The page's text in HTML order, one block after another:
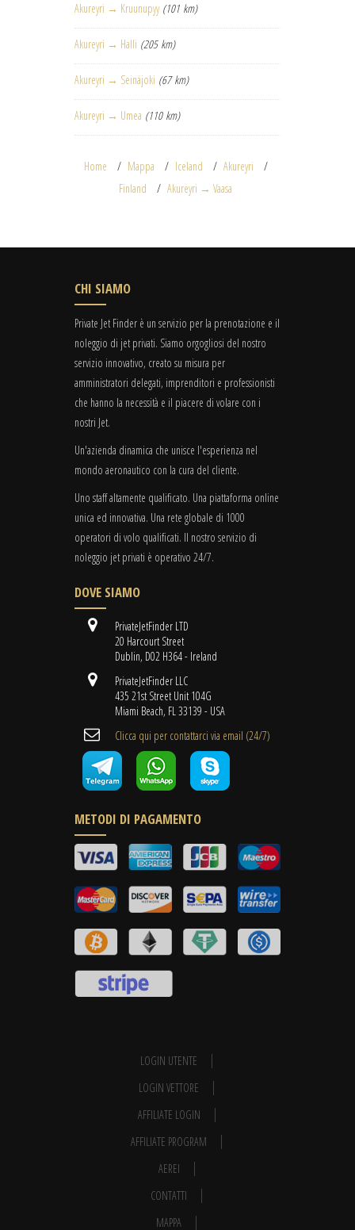
Akureyri → Kruunupyy (101 km)
Akureyri → Halli (205 km)
Akureyri → Seinäjoki (67 km)
Akureyri → Umea (110 km)
Home Mappa Iceland
Akureyri
Finland
Akureyri → Vaasa
CHI SIAMO
Private Jet Finder è un servizio per la prenotazione e il
noleggio di jet privati. Siamo orgogliosi del nostro
servizio innovativo, creato su misura per
amministratori delegati, imprenditori e professionisti
che hanno la necessità e il piacere di volare con i
nostri Jet.
Un'azienda dinamica che unisce l'esperienza nel
mondo aeronautico con la cura del cliente.
Uno staff altamente qualificato. Una piattaforma online
unica ed innovativa. Una rete globale di 1000
operatori di volo qualificati. Il nostro servizio di
noleggio jet privati è operativo 24/7.
DOVE SIAMO
PrivateJetFinder LTD
20 Harcourt Street
Dublin, D02 H364 - Ireland
PrivateJetFinder LLC
435 21st Street Unit 104G
Miami Beach, FL 33139 - USA
Clicca qui per contattarci via email (24/7)
METODI DI PAGAMENTO
LOGIN UTENTE
LOGIN VETTORE
AFFILIATE LOGIN
AFFILIATE PROGRAM
AEREI
CONTATTI
MAPPA